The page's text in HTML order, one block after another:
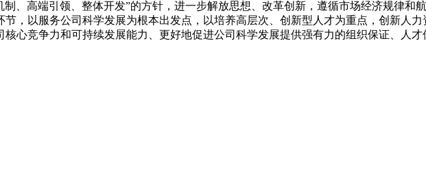
高端引领、整体开发”的方针，进一步解放思想、改革创新，遵循市场经济规律和
，以服务公司科学发展为根本出发点，以培养高层次、创新型人才为重点，创新人
心竞争力和可持续发展能力、更好地促进公司科学发展提供强有力的组织保证、人才